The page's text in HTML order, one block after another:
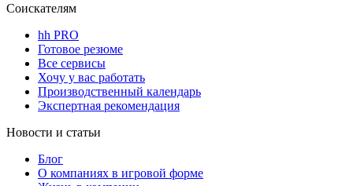
Соискателям
hh PRO
Готовое резюме
Все сервисы
Хочу у вас работать
Производственный календарь
Экспертная рекомендация
Новости и статьи
Блог
О компаниях в игровой форме